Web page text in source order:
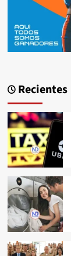
Recientes